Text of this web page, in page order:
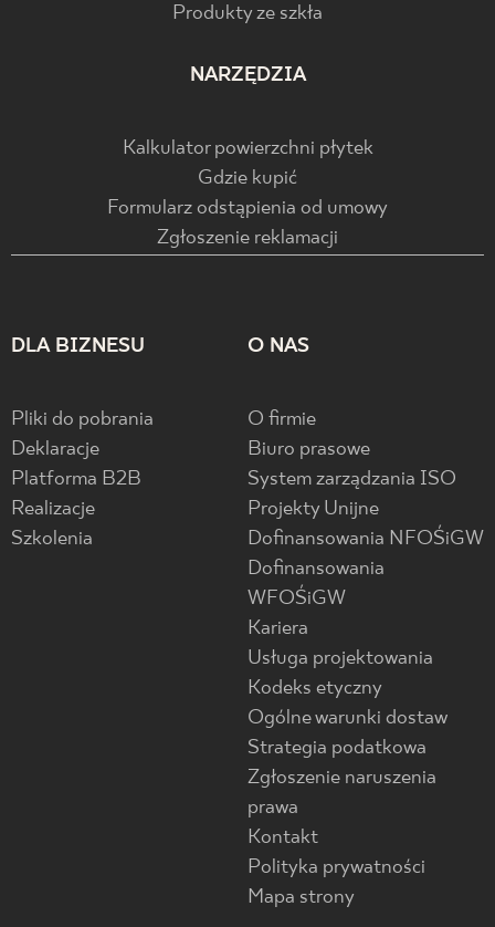
Produkty ze szkła
NARZĘDZIA
Kalkulator powierzchni płytek
Gdzie kupić
Formularz odstąpienia od umowy
Zgłoszenie reklamacji
DLA BIZNESU
Pliki do pobrania
Deklaracje
Platforma B2B
Realizacje
Szkolenia
O NAS
O firmie
Biuro prasowe
System zarządzania ISO
Projekty Unijne
Dofinansowania NFOŚiGW
Dofinansowania
WFOŚiGW
Kariera
Usługa projektowania
Kodeks etyczny
Ogólne warunki dostaw
Strategia podatkowa
Zgłoszenie naruszenia
prawa
Kontakt
Polityka prywatności
Mapa strony